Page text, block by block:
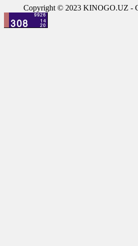
Copyright © 2023 KINOGO.UZ -